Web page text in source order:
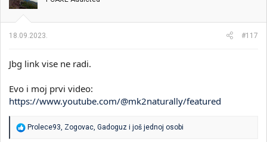
n
:
18.09.2023. #117
Jbg link vise ne radi.
Evo i moj prvi video:
https://www.youtube.com/@mk2naturally/featured
R
Prolece93 Zogovac Gadoguz i još jednoj osobi